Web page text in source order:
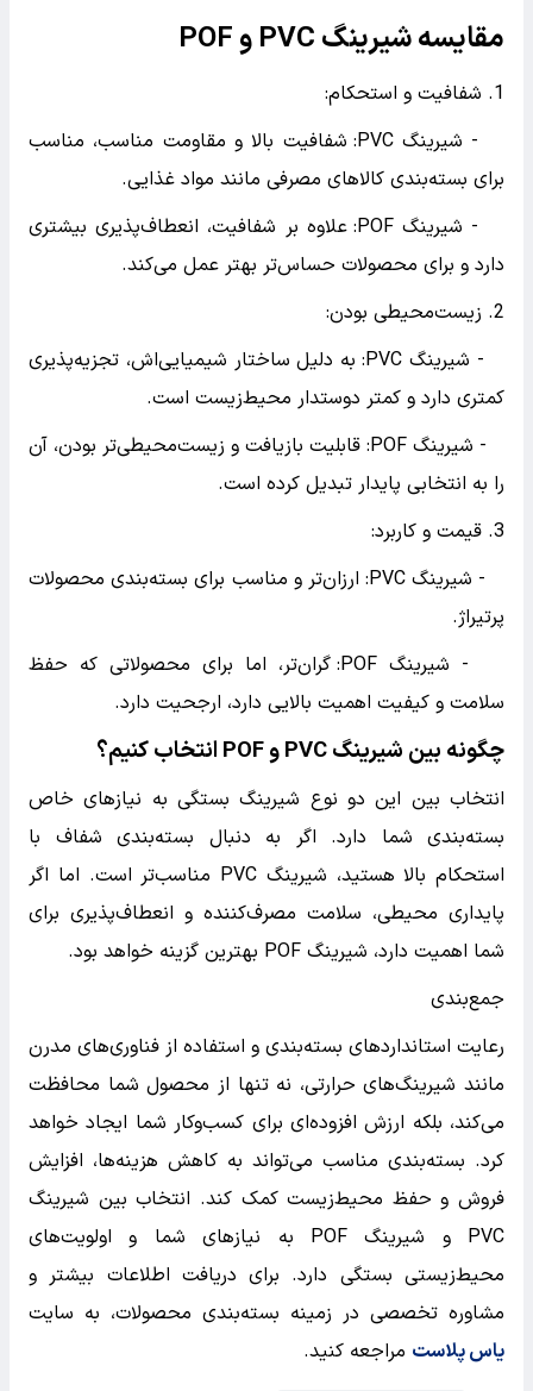
مقایسه شیرینگ PVC و POF
1. شفافیت و استحکام:
- شیرینگ PVC: شفافیت بالا و مقاومت مناسب، مناسب
برای بسته‌بندی کالاهای مصرفی مانند مواد غذایی.
- شیرینگ POF: علاوه بر شفافیت، انعطاف‌پذیری بیشتری
دارد و برای محصولات حساس‌تر بهتر عمل می‌کند.
2. زیست‌محیطی بودن:
- شیرینگ PVC: به دلیل ساختار شیمیایی‌اش، تجزیه‌پذیری
کمتری دارد و کمتر دوستدار محیط‌زیست است.
- شیرینگ POF: قابلیت بازیافت و زیست‌محیطی‌تر بودن، آن
را به انتخابی پایدار تبدیل کرده است.
3. قیمت و کاربرد:
- شیرینگ PVC: ارزان‌تر و مناسب برای بسته‌بندی محصولات
پرتیراژ.
- شیرینگ POF: گران‌تر، اما برای محصولاتی که حفظ
سلامت و کیفیت اهمیت بالایی دارد، ارجحیت دارد.
چگونه بین شیرینگ PVC و POF انتخاب کنیم؟
انتخاب بین این دو نوع شیرینگ بستگی به نیازهای خاص
بسته‌بندی شما دارد. اگر به دنبال بسته‌بندی شفاف با
استحکام بالا هستید، شیرینگ PVC مناسب‌تر است. اما اگر
پایداری محیطی، سلامت مصرف‌کننده و انعطاف‌پذیری برای
شما اهمیت دارد، شیرینگ POF بهترین گزینه خواهد بود.
جمع‌بندی
رعایت استانداردهای بسته‌بندی و استفاده از فناوری‌های مدرن
مانند شیرینگ‌های حرارتی، نه تنها از محصول شما محافظت
می‌کند، بلکه ارزش افزوده‌ای برای کسب‌وکار شما ایجاد خواهد
کرد. بسته‌بندی مناسب می‌تواند به کاهش هزینه‌ها، افزایش
فروش و حفظ محیط‌زیست کمک کند. انتخاب بین شیرینگ
PVC و شیرینگ POF به نیازهای شما و اولویت‌های
محیط‌زیستی بستگی دارد. برای دریافت اطلاعات بیشتر و
مشاوره تخصصی در زمینه بسته‌بندی محصولات، به سایت
یاس پلاست مراجعه کنید.